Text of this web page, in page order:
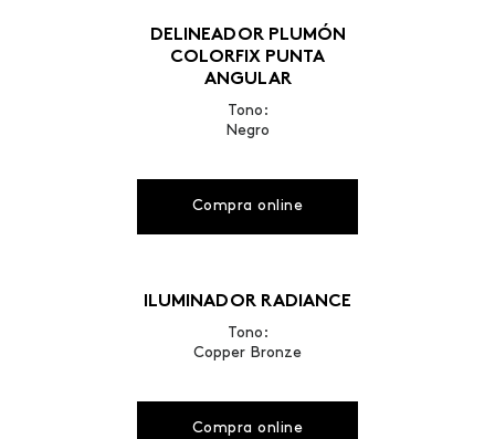
DELINEADOR PLUMÓN
COLORFIX PUNTA
ANGULAR
Tono:
Negro
Compra online
ILUMINADOR RADIANCE
Tono:
Copper Bronze
Compra online